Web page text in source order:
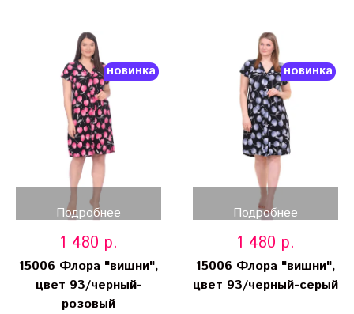
Подробнее
новинка
1 480 р.
15006 Флора "вишни",
цвет 93/черный-
розовый
Подробнее
новинка
1 480 р.
15006 Флора "вишни",
цвет 93/черный-серый